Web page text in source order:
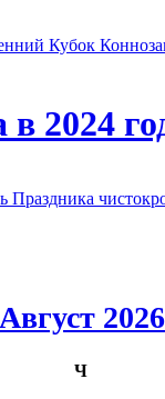
Кубок
2024
Август 2026
Ч